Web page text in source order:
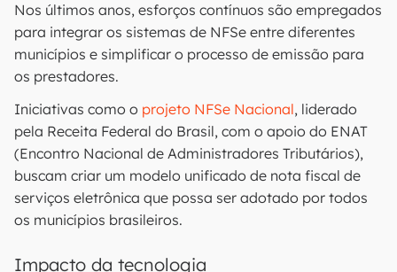
Nos últimos anos, esforços contínuos são empregados
para integrar os sistemas de NFSe entre diferentes
municípios e simplificar o processo de emissão para
os prestadores.
Iniciativas como o projeto NFSe Nacional, liderado
pela Receita Federal do Brasil, com o apoio do ENAT
(Encontro Nacional de Administradores Tributários),
buscam criar um modelo unificado de nota fiscal de
serviços eletrônica que possa ser adotado por todos
os municípios brasileiros.
Impacto da tecnologia